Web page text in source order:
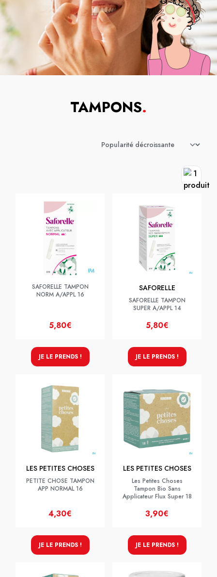
TAMPONS.
SAFORELLE TAMPON
NORM A/APPL 16
5,80€
JE LE PRENDS !
SAFORELLE
SAFORELLE TAMPON
SUPER A/APPL 14
5,80€
JE LE PRENDS !
LES PETITES CHOSES
PETITE CHOSE TAMPON
APP NORMAL 16
4,30€
JE LE PRENDS !
LES PETITES CHOSES
Les Petites Choses
Tampon Bio Sans
Applicateur Flux Super 18
3,90€
JE LE PRENDS !